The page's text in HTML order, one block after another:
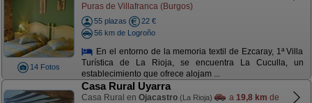
14 Fotos
Puras de Villafranca (Burgos)
55 plazas
22 €
56 km de Logroño
En el entorno de la memoria textil de Ezcaray, 1ª Villa
Turística de La Rioja, se encuentra La Cuculla, un
establecimiento que ofrece alojam ...
Casa Rural Uyarra
Casa Rural en Ojacastro (La Rioja) a 19,8 km de